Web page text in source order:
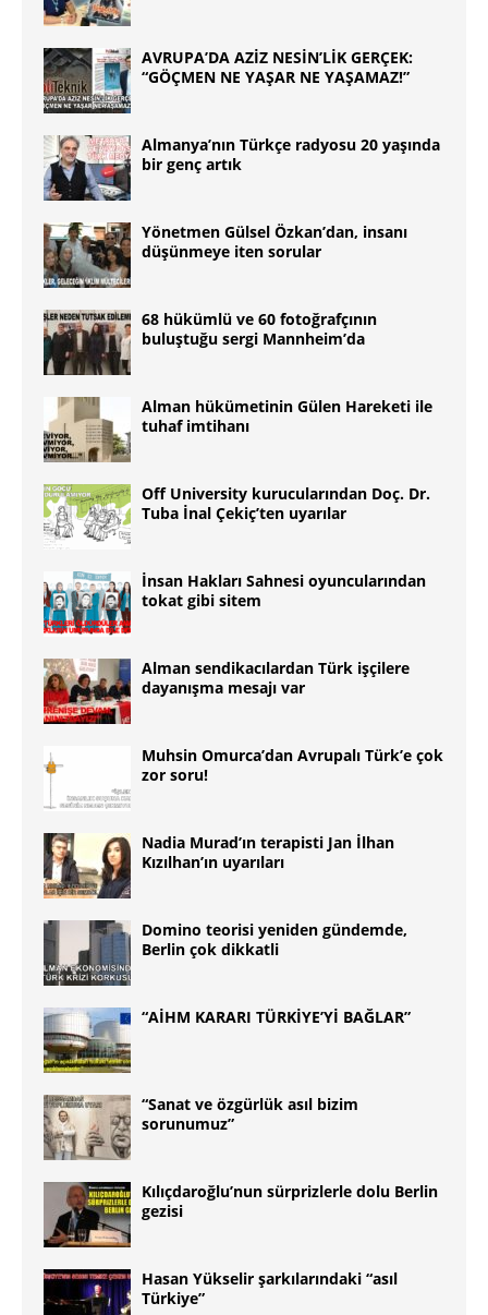
AVRUPA’DA AZİZ NESİN’LİK GERÇEK:
“GÖÇMEN NE YAŞAR NE YAŞAMAZ!”
Almanya’nın Türkçe radyosu 20 yaşında
bir genç artık
Yönetmen Gülsel Özkan’dan, insanı
düşünmeye iten sorular
68 hükümlü ve 60 fotoğrafçının
buluştuğu sergi Mannheim’da
Alman hükümetinin Gülen Hareketi ile
tuhaf imtihanı
Off University kurucularından Doç. Dr.
Tuba İnal Çekiç’ten uyarılar
İnsan Hakları Sahnesi oyuncularından
tokat gibi sitem
Alman sendikacılardan Türk işçilere
dayanışma mesajı var
Muhsin Omurca’dan Avrupalı Türk’e çok
zor soru!
Nadia Murad’ın terapisti Jan İlhan
Kızılhan’ın uyarıları
Domino teorisi yeniden gündemde,
Berlin çok dikkatli
“AİHM KARARI TÜRKİYE’Yİ BAĞLAR”
“Sanat ve özgürlük asıl bizim
sorunumuz”
Kılıçdaroğlu’nun sürprizlerle dolu Berlin
gezisi
Hasan Yükselir şarkılarındaki “asıl
Türkiye”